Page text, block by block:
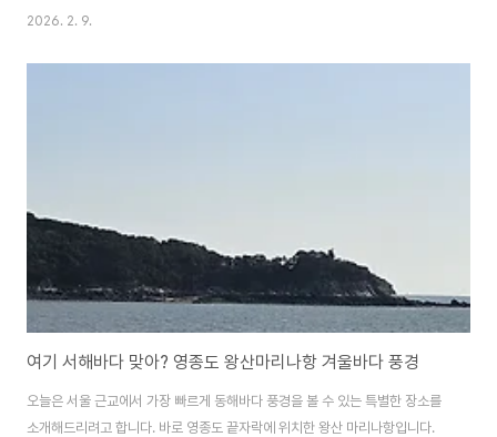
을왕리 해수욕장이 한눈에 내려다 보이고 일몰과 낙조가 아름다운 곳이더군요.
페라고 합니다. 을왕리해수욕장 북쪽, 을왕리 선착장 언덕 위에 있는 낙조대 카
2026. 2. 9.
여기 서해바다 맞아? 영종도 왕산마리나항 겨울바다 풍경
오늘은 서울 근교에서 가장 빠르게 동해바다 풍경을 볼 수 있는 특별한 장소를
소개해드리려고 합니다. 바로 영종도 끝자락에 위치한 왕산 마리나항입니다.